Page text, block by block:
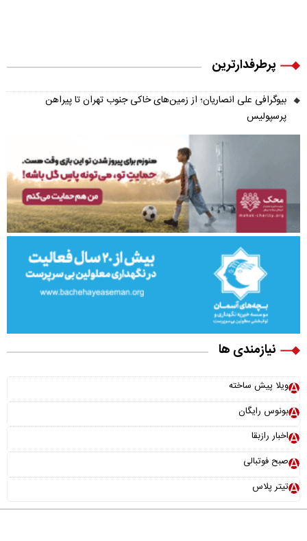
پرطرفدارترین
بیوگرافی علی انصاریان؛ از زمین‌های خاکی جنوب تهران تا پیراهن
پرسپولیس
نیازمندی ها
ویلا پیش ساخته
بونوس رایگان
اخبار رازبقا
صبح فوتبالی
تیتر پلاس